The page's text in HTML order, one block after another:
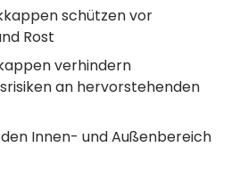
schützen vor
Rost
verhindern
an hervorstehenden
den Innen- und Außenbereich